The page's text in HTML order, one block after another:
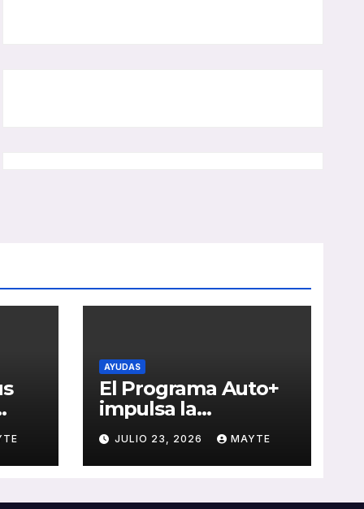
AYUDAS
El Programa Auto+
impulsa la
renovación de flotas
con ayudas a
vehículos eléctricos
JULIO 23, 2026 MAYTE